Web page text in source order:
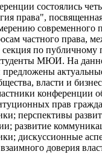
состоялись
права",
современного
частного права,
по публичному
МЮИ. На
власти и
конференции
прав
перспективы
развитие
дискуссионные
доверия